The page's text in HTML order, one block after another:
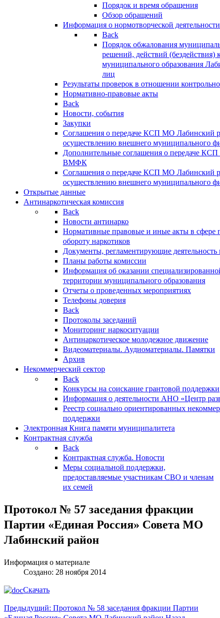
Порядок и время обращения
Обзор обращений
Информация о нормотворческой деятельности
Back
Порядок обжалования
решений, действий (бездействия)
муниципального образования
лиц
Результаты проверок в отношении
Нормативно-правовые акты
Back
Новости, события
Закупки
Соглашения о передаче КСП МО Лабинский
осуществлению внешнего муниципального
Дополнительные соглашения о передаче
ВМФК
Соглашения о передаче КСП МО Лабинский
осуществлению внешнего муниципального
Открытые данные
Антинаркотическая комиссия
Back
Новости антинарко
Нормативные правовые и иные акты в сфере
обороту наркотиков
Документы, регламентирующие деятельность
Планы работы комиссии
Информация об оказании
территории муниципального образования
Отчеты о проведенных мероприятиях
Телефоны доверия
Back
Протоколы заседаний
Мониторинг наркоситуации
Антинаркотическое молодежное движение
Видеоматериалы. Аудиоматериалы. Памятки
Архив
Некоммерческий сектор
Back
Конкурсы на соискание грантовой поддержки
Информация о деятельности АНО «Центр
Реестр социально ориентированных
поддержки
Электронная Книга памяти муниципалитета
Контрактная служба
Back
Контрактная служба. Новости
Меры социальной поддержки,
предоставляемые участникам СВО и членам
их семей
Протокол № 57 заседания фракции
Партии «Единая Россия» Совета МО
Лабинский район
Информация о материале
Создано: 28 ноября 2014
Скачать
Предыдущий: Протокол № 58 заседания фракции Партии